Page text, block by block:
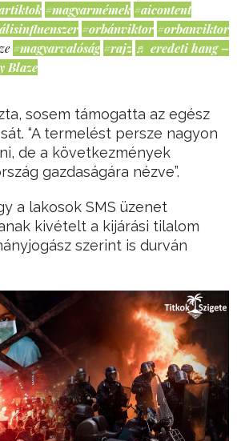
#magyarmémek #aicontent
#orbánviktor #orbanviktor
#magyarvalóság #rajz ♬ eredeti hang –
Blaze
sosem támogatta az egész
“A termelést persze nagyon
de a következmények
gazdaságára nézve”.
a lakosok SMS üzenet
kivételt a kijárási tilalom
szerint is durván